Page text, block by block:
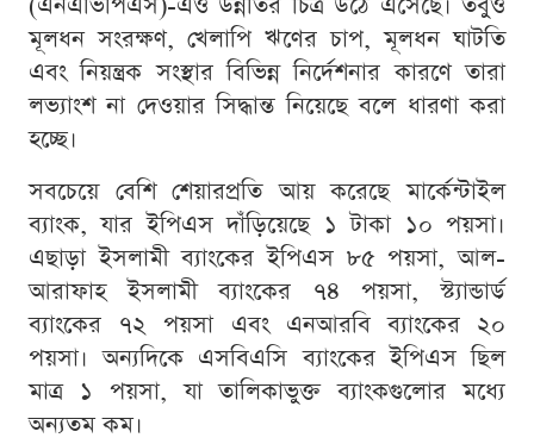
মূলধন সংরক্ষণ, খেলাপি ঋণের চাপ, মূলধন ঘাটতি
এবং নিয়ন্ত্রক সংস্থার বিভিন্ন নির্দেশনার কারণে তারা
লভ্যাংশ না দেওয়ার সিদ্ধান্ত নিয়েছে বলে ধারণা করা
হচ্ছে।
সবচেয়ে বেশি শেয়ারপ্রতি আয় করেছে মার্কেন্টাইল
ব্যাংক, যার ইপিএস দাঁড়িয়েছে ১ টাকা ১০ পয়সা।
এছাড়া ইসলামী ব্যাংকের ইপিএস ৮৫ পয়সা, আল-
আরাফাহ ইসলামী ব্যাংকের ৭৪ পয়সা, স্ট্যান্ডার্ড
ব্যাংকের ৭২ পয়সা এবং এনআরবি ব্যাংকের ২০
পয়সা। অন্যদিকে এসবিএসি ব্যাংকের ইপিএস ছিল
মাত্র ১ পয়সা, যা তালিকাভুক্ত ব্যাংকগুলোর মধ্যে
অন্যতম কম।